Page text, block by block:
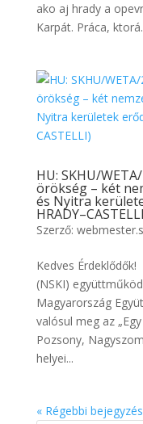
ako aj hrady a
Karpát. Práca,
HU: SKHU/
örökség – két
és Nyitra
Szerző:
Kedves
(NSKI)
Magyarország
valósul meg az
Pozsony,
helyei...
« Régebbi